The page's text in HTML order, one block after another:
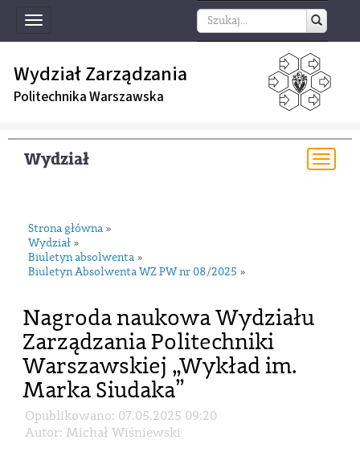
Toggle
navigation
Wydział Zarządzania
Politechnika Warszawska
Wydział
Strona główna »
Wydział »
Biuletyn absolwenta »
Biuletyn Absolwenta WZ PW nr 08/2025 »
Nagroda naukowa Wydziału
Zarządzania Politechniki
Warszawskiej „Wykład im.
Marka Siudaka”
Opublikowano: 07.05.2025 09:20
Autor: Michał Wiśniewski